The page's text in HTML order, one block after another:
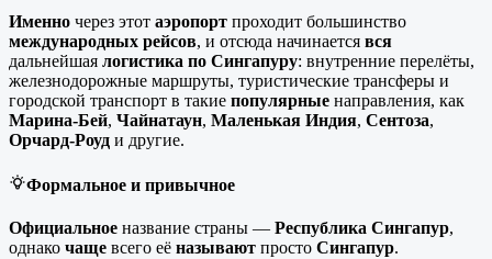
Именно через этот аэропорт проходит большинство
международных рейсов, и отсюда начинается вся
дальнейшая логистика по Сингапуру: внутренние перелёты,
железнодорожные маршруты, туристические трансферы и
городской транспорт в такие популярные направления, как
Марина-Бей, Чайнатаун, Маленькая Индия, Сентоза,
Орчард-Роуд и другие.
Формальное и привычное
Официальное название страны — Республика Сингапур,
однако чаще всего её называют просто Сингапур.